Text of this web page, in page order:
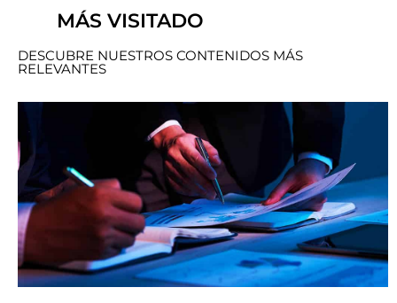
MÁS VISITADO
DESCUBRE NUESTROS CONTENIDOS MÁS
RELEVANTES